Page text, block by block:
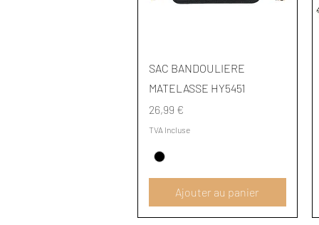
Aperçu rapide
SAC BANDOULIERE
MATELASSE HY5451
Prix
26,99 €
TVA Incluse
Ajouter au panier